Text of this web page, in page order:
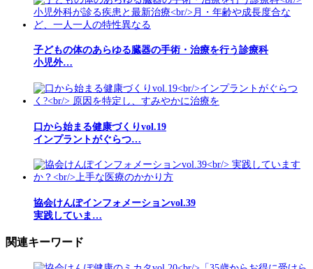
子どもの体のあらゆる臓器の手術・治療を行う診療科
小児外…
口から始まる健康づくりvol.19
インプラントがぐらつ…
協会けんぽインフォメーションvol.39
実践していま…
関連キーワード